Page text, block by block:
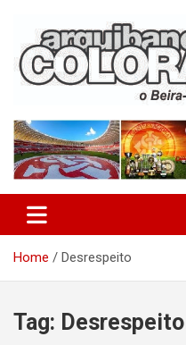
content
Home Desrespeito
Tag: Desrespeito